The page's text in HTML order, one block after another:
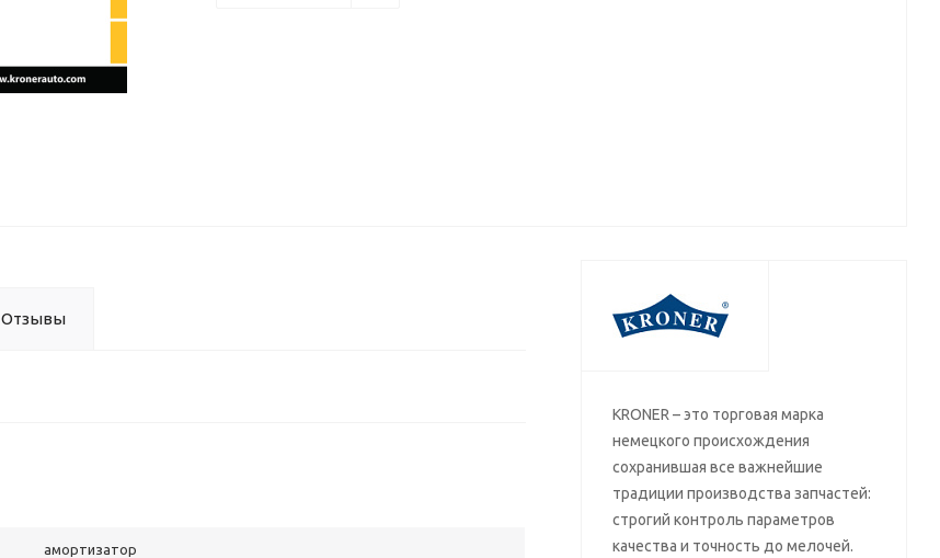
Отзывы
амортизатор
KRONER – это торговая марка
немецкого происхождения
сохранившая все важнейшие
традиции производства запчастей:
строгий контроль параметров
качества и точность до мелочей.